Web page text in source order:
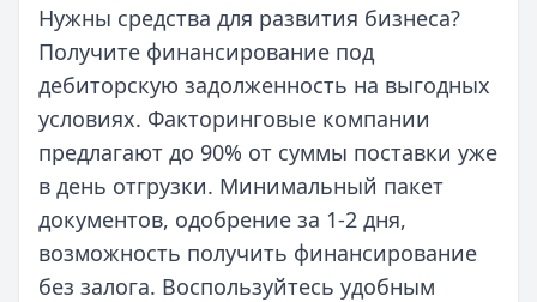
Нужны средства для развития бизнеса?
Получите финансирование под
дебиторскую задолженность на выгодных
условиях. Факторинговые компании
предлагают до 90% от суммы поставки уже
в день отгрузки. Минимальный пакет
документов, одобрение за 1-2 дня,
возможность получить финансирование
без залога. Воспользуйтесь удобным